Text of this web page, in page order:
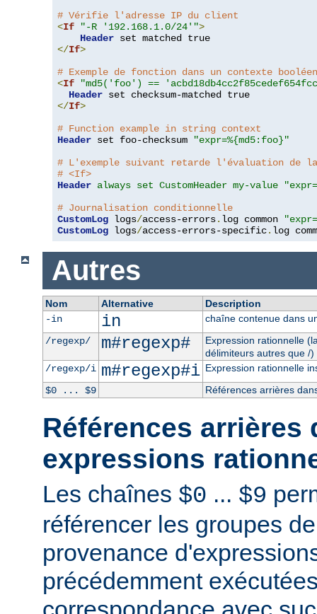
# Vérifie l'adresse IP du client
<If "-R '192.168.1.0/24'">
Header
</If>
# Exemple de fonction dans un contexte booléen
<If
"md5('foo') ==
Header
</If>
# Function example in string context
Header set foo-checksum
"expr=%{md5:foo}"
# L'exemple suivant retarde l'évaluation de
# <If>
Header always set CustomHeader my-value
# Journalisation conditionnelle
CustomLog logs/access-errors. log common
CustomLog logs/access-errors-specific. log
Autres
Nom Alternative
Description
-in
in
chaîne contenue dans
/regexp/
m#regexp#
Expression rationnelle
délimiteurs autres que /)
/regexp/i m#regexp#i Expression rationnelle
$0 ... $9
Références arrières
Références arrières
expressions
Les chaînes $0 ... $9
référencer les groupes
provenance
précédemment